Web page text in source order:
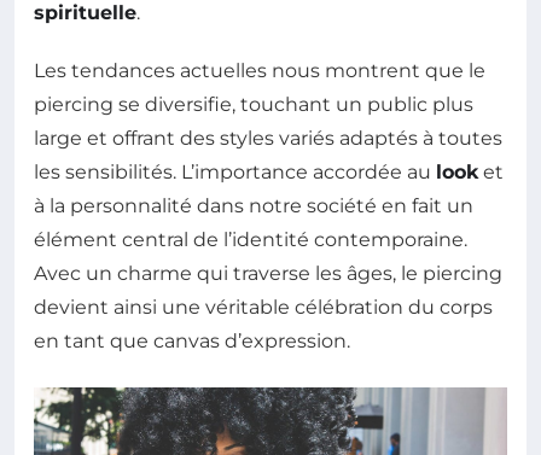
spirituelle.
Les tendances actuelles nous montrent que le
piercing se diversifie, touchant un public plus
large et offrant des styles variés adaptés à toutes
les sensibilités. L’importance accordée au looket
à la personnalité dans notre société en fait un
élément central de l’identité contemporaine.
Avec un charme qui traverse les âges, le piercing
devient ainsi une véritable célébration du corps
en tant que canvas d’expression.